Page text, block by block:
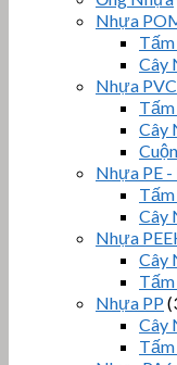
Nhựa
Cây
Nhựa PVC
Cây
Nhựa PE
Cây
Nhựa
Cây
Nhựa PP
Cây